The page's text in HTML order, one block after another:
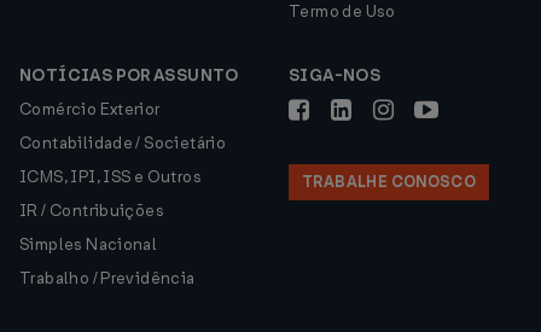
Termo de Uso
NOTÍCIAS POR ASSUNTO
Comércio Exterior
Contabilidade / Societário
ICMS, IPI, ISS e Outros
IR / Contribuições
Simples Nacional
Trabalho / Previdência
SIGA-NOS
TRABALHE CONOSCO